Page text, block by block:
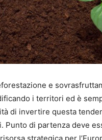
e
i territori ed è
di invertire questa
Punto di partenza deve